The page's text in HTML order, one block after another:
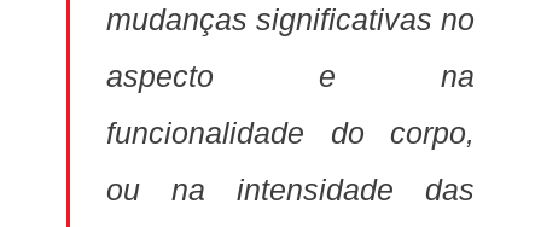
mudanças significativas no
aspecto e na
funcionalidade do corpo,
ou na intensidade das